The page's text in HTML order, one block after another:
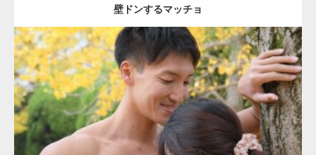
壁ドンするマッチョ
Update: 2021.07.8
Category:公園のマッチョ その他 AKIHITO(細マッチョ) 大胸筋 肩 腹
筋